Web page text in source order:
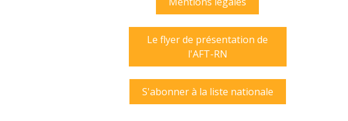
Le flyer de présentation de
l'AFT-RN
S'abonner à la liste nationale